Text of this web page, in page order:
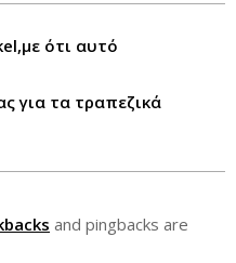
ότι αυτό
για τα τραπεζικά
and pingbacks are